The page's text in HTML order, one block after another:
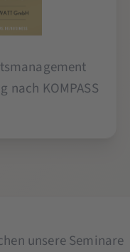
nach KOMPASS
unsere Seminare